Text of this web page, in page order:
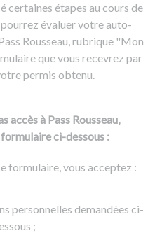
la conduite
certaines étapes au cours de
évaluer votre auto-
Rousseau, rubrique "Mon
que vous recevrez par
permis obtenu.
accès à Pass Rousseau,
ci-dessous :
formulaire, vous acceptez :
personnelles demandées ci-
;